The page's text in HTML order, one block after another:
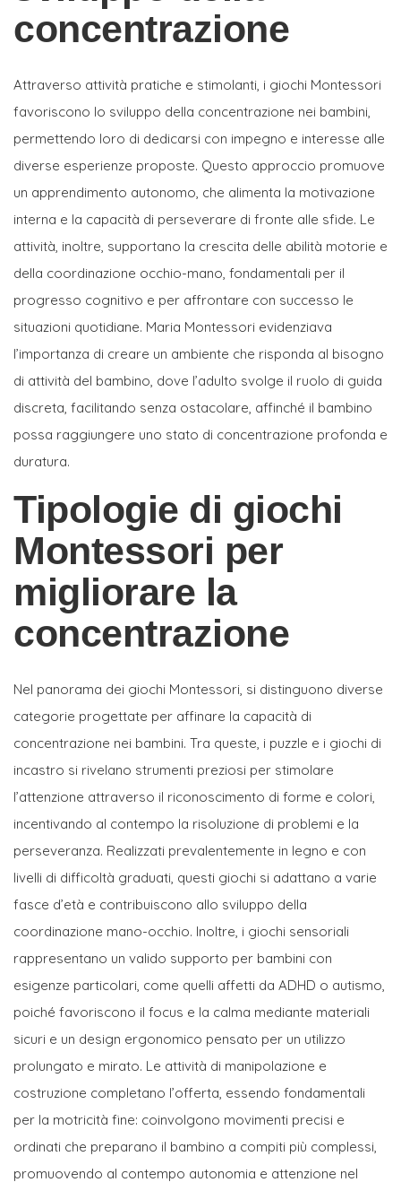
concentrazione
Attraverso attività pratiche e stimolanti, i giochi Montessori
favoriscono lo sviluppo della concentrazione nei bambini,
permettendo loro di dedicarsi con impegno e interesse alle
diverse esperienze proposte. Questo approccio promuove
un apprendimento autonomo, che alimenta la motivazione
interna e la capacità di perseverare di fronte alle sfide. Le
attività, inoltre, supportano la crescita delle abilità motorie e
della coordinazione occhio-mano, fondamentali per il
progresso cognitivo e per affrontare con successo le
situazioni quotidiane. Maria Montessori evidenziava
l’importanza di creare un ambiente che risponda al bisogno
di attività del bambino, dove l’adulto svolge il ruolo di guida
discreta, facilitando senza ostacolare, affinché il bambino
possa raggiungere uno stato di concentrazione profonda e
duratura.
Tipologie di giochi
Montessori per
migliorare la
concentrazione
Nel panorama dei giochi Montessori, si distinguono diverse
categorie progettate per affinare la capacità di
concentrazione nei bambini. Tra queste, i puzzle e i giochi di
incastro si rivelano strumenti preziosi per stimolare
l’attenzione attraverso il riconoscimento di forme e colori,
incentivando al contempo la risoluzione di problemi e la
perseveranza. Realizzati prevalentemente in legno e con
livelli di difficoltà graduati, questi giochi si adattano a varie
fasce d’età e contribuiscono allo sviluppo della
coordinazione mano-occhio. Inoltre, i giochi sensoriali
rappresentano un valido supporto per bambini con
esigenze particolari, come quelli affetti da ADHD o autismo,
poiché favoriscono il focus e la calma mediante materiali
sicuri e un design ergonomico pensato per un utilizzo
prolungato e mirato. Le attività di manipolazione e
costruzione completano l’offerta, essendo fondamentali
per la motricità fine: coinvolgono movimenti precisi e
ordinati che preparano il bambino a compiti più complessi,
promuovendo al contempo autonomia e attenzione nel